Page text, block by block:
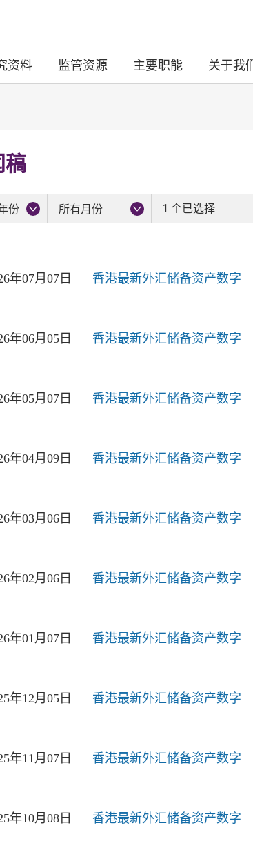
资料 监管资源 主要职能 关于我们
稿
份 所有月份 1 个已选择
年07月07日 香港最新外汇储备资产数字
年06月05日 香港最新外汇储备资产数字
年05月07日 香港最新外汇储备资产数字
年04月09日 香港最新外汇储备资产数字
年03月06日 香港最新外汇储备资产数字
年02月06日 香港最新外汇储备资产数字
年01月07日 香港最新外汇储备资产数字
年12月05日 香港最新外汇储备资产数字
年11月07日 香港最新外汇储备资产数字
年10月08日 香港最新外汇储备资产数字